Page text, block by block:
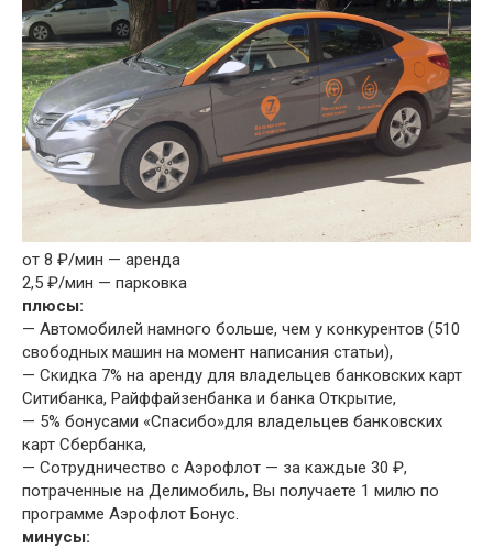
от 8 ₽/мин — аренда
2,5 ₽/мин — парковка
плюсы:
— Автомобилей намного больше, чем у конкурентов (510
свободных машин на момент написания статьи),
— Скидка 7% на аренду для владельцев банковских карт
Ситибанка, Райффайзенбанка и банка Открытие,
— 5% бонусами «Спасибо»для владельцев банковских
карт Сбербанка,
— Сотрудничество с Аэрофлот — за каждые 30 ₽,
потраченные на Делимобиль, Вы получаете 1 милю по
программе Аэрофлот Бонус.
минусы: